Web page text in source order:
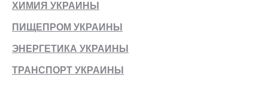
ХИМИЯ УКРАИНЫ
ПИЩЕПРОМ УКРАИНЫ
ЭНЕРГЕТИКА УКРАИНЫ
ТРАНСПОРТ УКРАИНЫ